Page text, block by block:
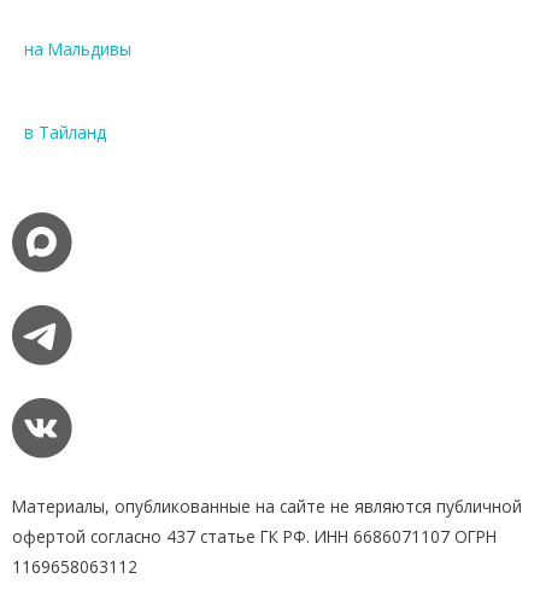
на Мальдивы
в Тайланд
Материалы, опубликованные на сайте не являются публичной
офертой согласно 437 статье ГК РФ. ИНН 6686071107 ОГРН
1169658063112